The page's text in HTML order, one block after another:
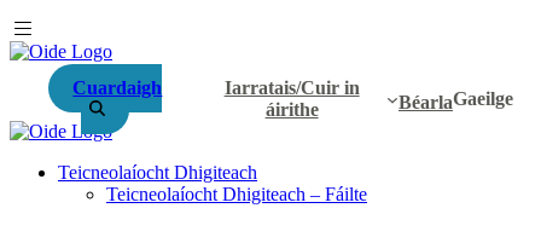
Cuardaigh
Iarratais/Cuir in
áirithe
BéarlaGaeilge
Teicneolaíocht Dhigiteach
Teicneolaíocht Dhigiteach – Fáilte